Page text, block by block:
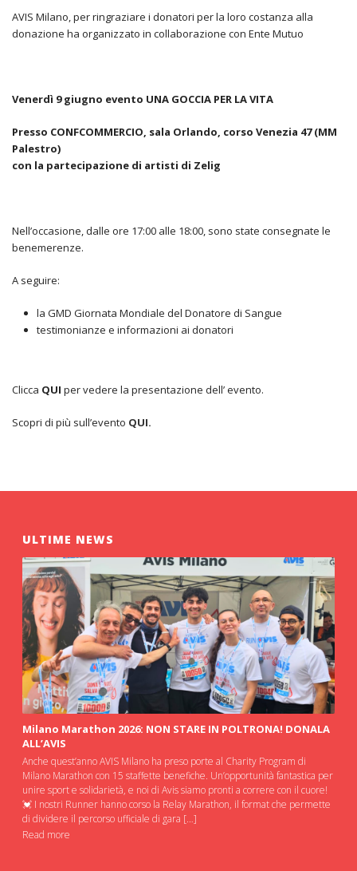
AVIS Milano, per ringraziare i donatori per la loro costanza alla
donazione ha organizzato in collaborazione con Ente Mutuo
Venerdì 9 giugno evento UNA GOCCIA PER LA VITA
Presso CONFCOMMERCIO, sala Orlando, corso Venezia 47 (MM
Palestro)
con la partecipazione di artisti di Zelig
Nell’occasione, dalle ore 17:00 alle 18:00, sono state consegnate le
benemerenze.
A seguire:
la GMD Giornata Mondiale del Donatore di Sangue
testimonianze e informazioni ai donatori
Clicca QUI per vedere la presentazione dell’ evento.
Scopri di più sull’evento QUI.
ULTIME NEWS
Milano Marathon 2026: NON STARE IN POLTRONA! DONALA
ALL’AVIS
Anche quest’anno AVIS Milano ha preso porte al Charity Program di
Milano Marathon con 15 staffette benefiche. Un’opportunità fantastica per
unire sport e solidarietà, e noi di Avis siamo pronti a correre con il cuore!
💓 I nostri Runner hanno corso la Relay Marathon, il format che permette
di dividere il percorso ufficiale di gara […]
Read more